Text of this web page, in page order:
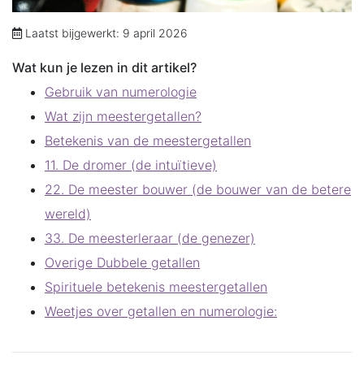
Laatst bijgewerkt: 9 april 2026
Wat kun je lezen in dit artikel?
Gebruik van numerologie
Wat zijn meestergetallen?
Betekenis van de meestergetallen
11. De dromer (de intuïtieve)
22. De meester bouwer (de bouwer van de betere
wereld)
33. De meesterleraar (de genezer)
Overige Dubbele getallen
Spirituele betekenis meestergetallen
Weetjes over getallen en numerologie: